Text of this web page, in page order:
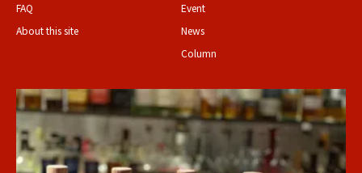
FAQ
About this site
Event
News
Column